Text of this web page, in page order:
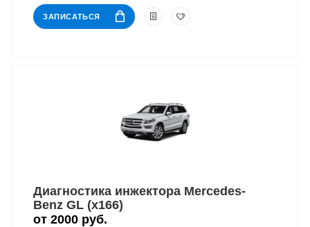
ЗАПИСАТЬСЯ
Диагностика инжектора Mercedes-
Benz GL (x166)
от 2000 руб.